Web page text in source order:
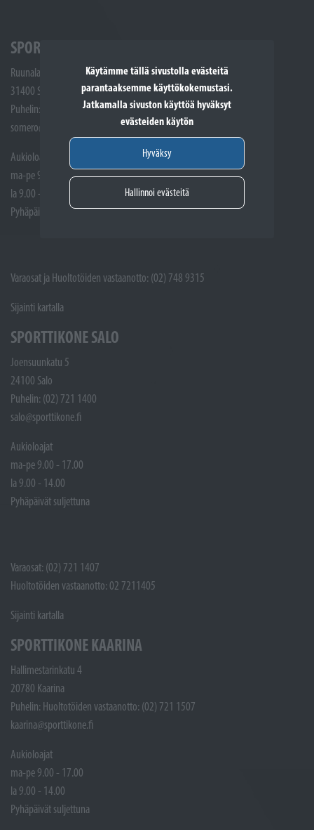
Käytämme tällä sivustolla evästeitä
parantaaksemme käyttökokemustasi.
Jatkamalla sivuston käyttöä hyväksyt
evästeiden käytön
Hyväksy
Hallinnoi evästeitä
SPORTTIKONE SOMERO
Ruunalantie 5
31400 Somero
Puhelin: (02) 748 9300
somero@sporttikone.fi
Aukioloajat
ma-pe 9.00 - 17.00
la 9.00 - 14.00
Pyhäpäivät suljettuna
Varaosat ja Huoltotöiden vastaanotto: (02) 748 9315
Sijainti kartalla
SPORTTIKONE SALO
Joensuunkatu 5
24100 Salo
Puhelin: (02) 721 1400
salo@sporttikone.fi
Aukioloajat
ma-pe 9.00 - 17.00
la 9.00 - 14.00
Pyhäpäivät suljettuna
Varaosat: (02) 721 1407
Huoltotöiden vastaanotto: 02 7211405
Sijainti kartalla
SPORTTIKONE KAARINA
Hallimestarinkatu 4
20780 Kaarina
Puhelin: Huoltotöiden vastaanotto: (02) 721 1507
kaarina@sporttikone.fi
Aukioloajat
ma-pe 9.00 - 17.00
la 9.00 - 14.00
Pyhäpäivät suljettuna